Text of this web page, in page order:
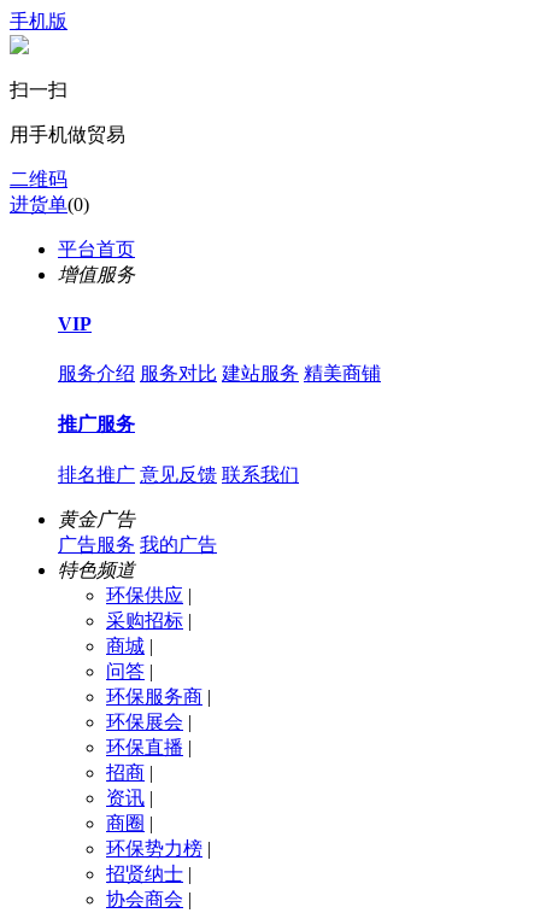
手机版
扫一扫
用手机做贸易
二维码
进货单(0)
平台首页
增值服务
VIP
服务介绍 服务对比 建站服务 精美商铺
推广服务
排名推广 意见反馈 联系我们
黄金广告
广告服务 我的广告
特色频道
环保供应 |
采购招标 |
商城 |
问答 |
环保服务商 |
环保展会 |
环保直播 |
招商 |
资讯 |
商圈 |
环保势力榜 |
招贤纳士 |
协会商会 |